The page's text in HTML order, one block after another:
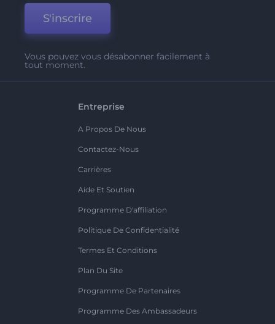
S'inscrire
Vous pouvez vous désabonner facilement à
tout moment.
Entreprise
A Propos De Nous
Contactez-Nous
Carrières
Aide Et Soutien
Programme D'affiliation
Politique De Confidentialité
Termes Et Conditions
Plan Du Site
Programme De Partenaires
Programme Des Ambassadeurs